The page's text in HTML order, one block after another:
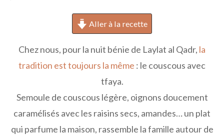
Aller à la recette
Chez nous, pour la nuit bénie de Laylat al Qadr, la
tradition est toujours la même : le couscous avec
tfaya.
Semoule de couscous légère, oignons doucement
caramélisés avec les raisins secs, amandes… un plat
qui parfume la maison, rassemble la famille autour de